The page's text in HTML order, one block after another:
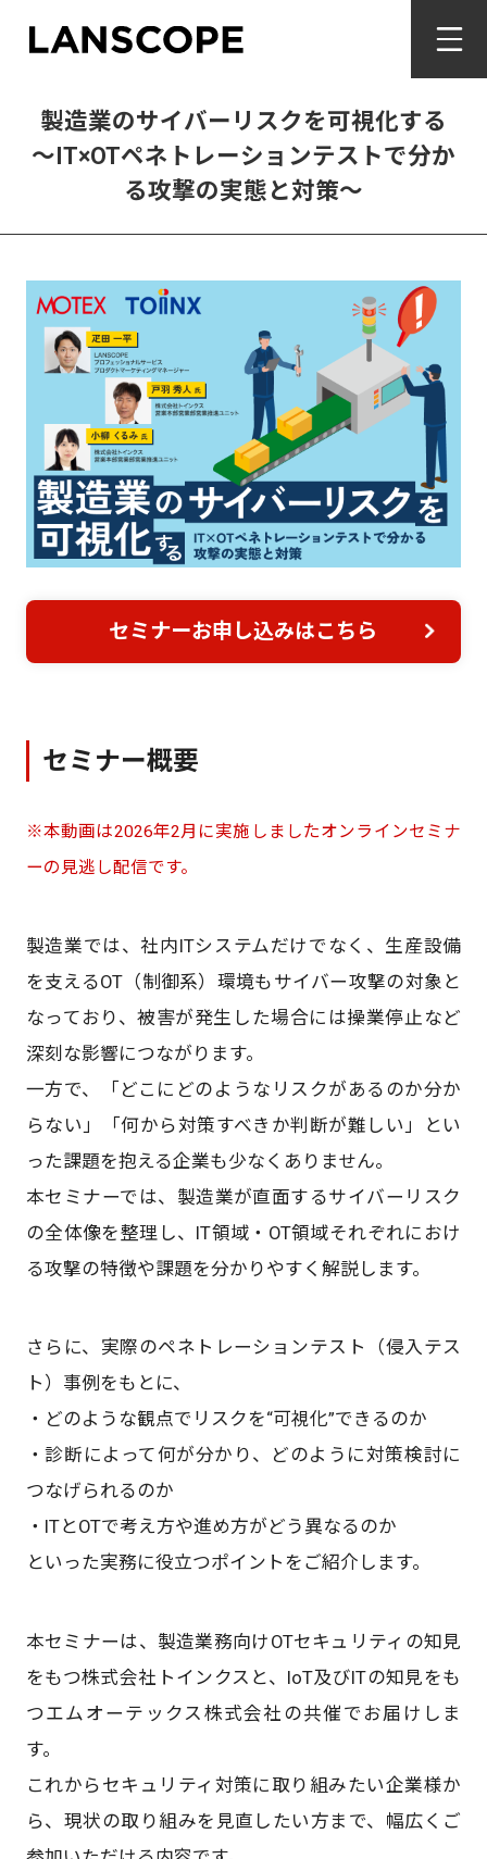
製造業のサイバーリスクを可視化する
〜IT×OTペネトレーションテストで分か
る攻撃の実態と対策〜
セミナーお申し込みはこちら
セミナー概要
※本動画は2026年2月に実施しましたオンラインセミナ
ーの見逃し配信です。
製造業では、社内ITシステムだけでなく、生産設備
を支えるOT（制御系）環境もサイバー攻撃の対象と
なっており、被害が発生した場合には操業停止など
深刻な影響につながります。
一方で、「どこにどのようなリスクがあるのか分か
らない」「何から対策すべきか判断が難しい」とい
った課題を抱える企業も少なくありません。
本セミナーでは、製造業が直面するサイバーリスク
の全体像を整理し、IT領域・OT領域それぞれにおけ
る攻撃の特徴や課題を分かりやすく解説します。
さらに、実際のペネトレーションテスト（侵入テス
ト）事例をもとに、
・どのような観点でリスクを“可視化”できるのか
・診断によって何が分かり、どのように対策検討に
つなげられるのか
・ITとOTで考え方や進め方がどう異なるのか
といった実務に役立つポイントをご紹介します。
本セミナーは、製造業務向けOTセキュリティの知見
をもつ株式会社トインクスと、IoT及びITの知見をも
つエムオーテックス株式会社の共催でお届けしま
す。
これからセキュリティ対策に取り組みたい企業様か
ら、現状の取り組みを見直したい方まで、幅広くご